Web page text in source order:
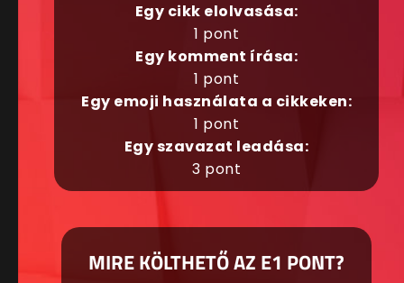
Egy cikk elolvasása:
1 pont
Egy komment írása:
1 pont
Egy emoji használata a cikkeken:
1 pont
Egy szavazat leadása:
3 pont
MIRE KÖLTHETŐ AZ E1 PONT?